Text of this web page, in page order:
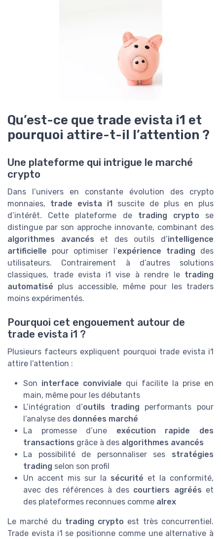
Qu’est-ce que trade evista i1 et
pourquoi attire-t-il l’attention ?
Une plateforme qui intrigue le marché
crypto
Dans l’univers en constante évolution des crypto
monnaies, trade evista i1 suscite de plus en plus
d’intérêt. Cette plateforme de trading crypto se
distingue par son approche innovante, combinant des
algorithmes avancés et des outils d’intelligence
artificielle pour optimiser l’expérience trading des
utilisateurs. Contrairement à d’autres solutions
classiques, trade evista i1 vise à rendre le trading
automatisé plus accessible, même pour les traders
moins expérimentés.
Pourquoi cet engouement autour de
trade evista i1 ?
Plusieurs facteurs expliquent pourquoi trade evista i1
attire l’attention :
Son interface conviviale qui facilite la prise en
main, même pour les débutants
L’intégration d’outils trading performants pour
l’analyse des données marché
La promesse d’une exécution rapide des
transactions grâce à des algorithmes avancés
La possibilité de personnaliser ses stratégies
trading selon son profil
Un accent mis sur la sécurité et la conformité,
avec des références à des courtiers agréés et
des plateformes reconnues comme alrex
Le marché du trading crypto est très concurrentiel.
Trade evista i1 se positionne comme une alternative à